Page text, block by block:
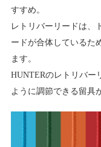
すすめ。
レトリバーリードは、
ードが合体しているた
ます。
HUNTERのレトリバー
ように調節できる留具